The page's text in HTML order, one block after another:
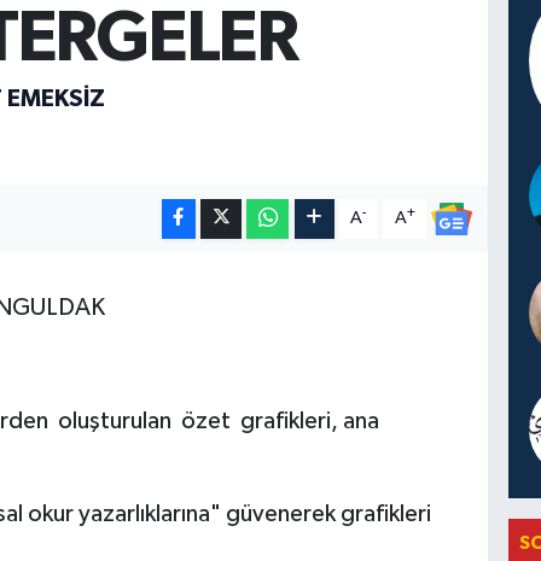
A- A+
oluşturulan özet grafikleri, ana
okur yazarlıklarına" güvenerek grafikleri